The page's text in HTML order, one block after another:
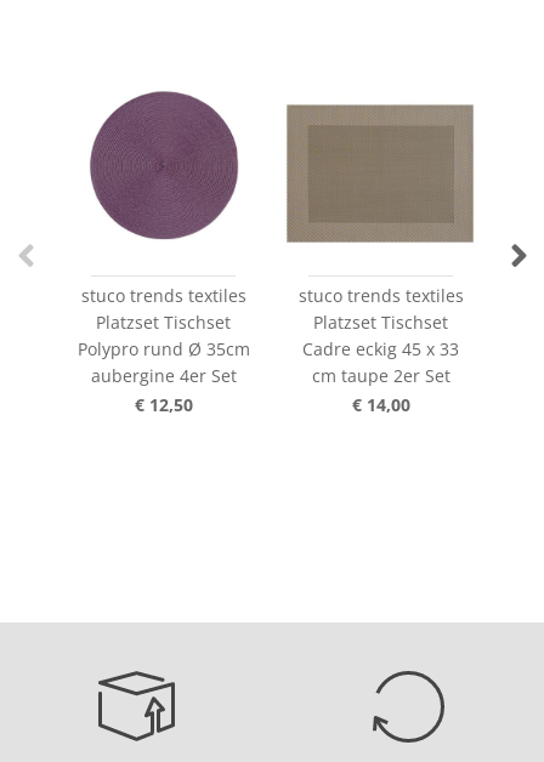
stuco trends textiles
Platzset Tischset
Polypro rund Ø 35cm
aubergine 4er Set
€ 12,50
stuco trends textiles
Platzset Tischset
Cadre eckig 45 x 33
cm taupe 2er Set
€ 14,00